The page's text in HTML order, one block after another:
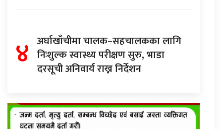
४ अर्घाखाँचीमा चालक–सहचालकका लागि
निःशुल्क स्वास्थ्य परीक्षण सुरु, भाडा
दरसूची अनिवार्य राख्न निर्देशन